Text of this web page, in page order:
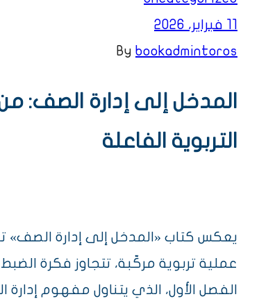
11 فبراير، 2026
By bookadmintoros
المدخل إلى إدارة الصف:
التربوية الفاعلة
يعكس كتاب «المدخل إلى إدارة الصف»
عملية تربوية مركّبة، تتجاوز فكرة
الفصل الأول، الذي يتناول مفهوم